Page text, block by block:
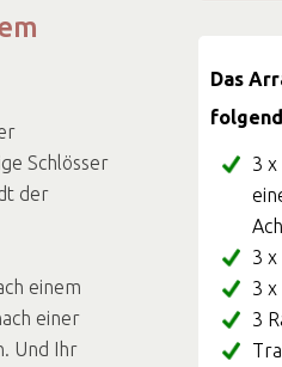
Schlösser
der
einem
einer
Und Ihr
Das
3
3 x
3 x
3